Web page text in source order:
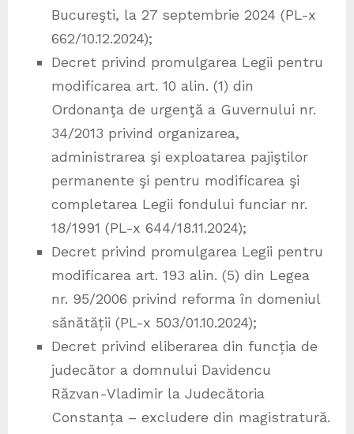
Bucureşti, la 27 septembrie 2024 (PL-x
662/10.12.2024);
Decret privind promulgarea Legii pentru
modificarea art. 10 alin. (1) din
Ordonanţa de urgenţă a Guvernului nr.
34/2013 privind organizarea,
administrarea şi exploatarea pajiştilor
permanente şi pentru modificarea şi
completarea Legii fondului funciar nr.
18/1991 (PL-x 644/18.11.2024);
Decret privind promulgarea Legii pentru
modificarea art. 193 alin. (5) din Legea
nr. 95/2006 privind reforma în domeniul
sănătății (PL-x 503/01.10.2024);
Decret privind eliberarea din funcția de
judecător a domnului Davidencu
Răzvan-Vladimir la Judecătoria
Constanța – excludere din magistratură.